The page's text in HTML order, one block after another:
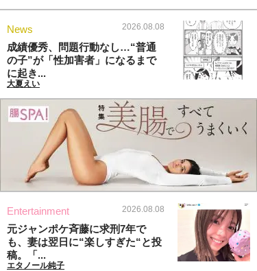
News 2026.08.08
成績優秀、問題行動なし…“普通
の子”が「性加害者」になるまで
に起き...
大夏えい
Entertainment 2026.08.08
元ジャンポケ斉藤に求刑7年で
も、妻は翌日に“楽しすぎた“と投
稿。「...
エタノール純子